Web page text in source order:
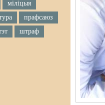
міліцыя
прафсаюз
штраф